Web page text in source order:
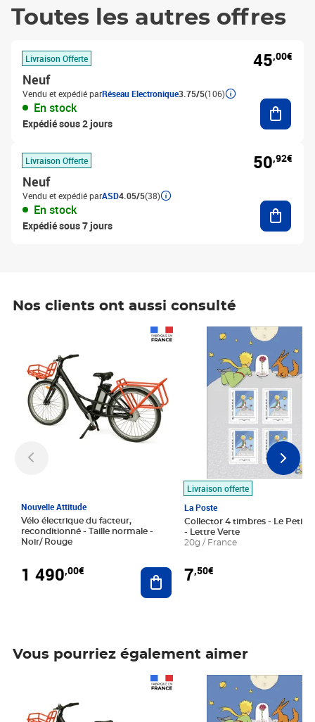
Toutes les autres offres
Livraison Offerte
Neuf
Vendu et expédié parRéseau Electronique3.75/5(106)
En stock
Expédié sous 2 jours
45,00€
Livraison Offerte
Neuf
Vendu et expédié parASD4.05/5(38)
En stock
Expédié sous 7 jours
50,92€
Nos clients ont aussi consulté
Nouvelle Attitude
Vélo électrique du facteur,
reconditionné - Taille normale -
Noir/ Rouge
1 490,00€ Ajouter au panier
Livraison offerte
La Poste
Collector 4 timbres - Le Petit
- Lettre Verte
20g / France
7,50€
Prix 7,50€
Vous pourriez également aimer
Prix 7,50€